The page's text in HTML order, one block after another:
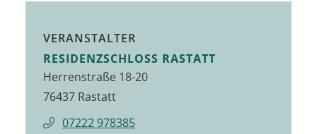
VERANSTALTER
RESIDENZSCHLOSS RASTATT
Herrenstraße 18-20
76437 Rastatt
07222 978385